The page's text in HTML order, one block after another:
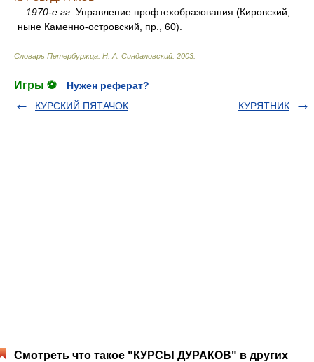
1970-е гг . Управление профтехобразования (Кировский,
ныне Каменно-островский, пр., 60).
Словарь Петербуржца Н. А. Синдаловский 2003
Игры ⚽
Нужен реферат?
КУРСКИЙ ПЯТАЧОК
КУРЯТНИК
Смотреть что такое "КУРСЫ ДУРАКОВ" в других